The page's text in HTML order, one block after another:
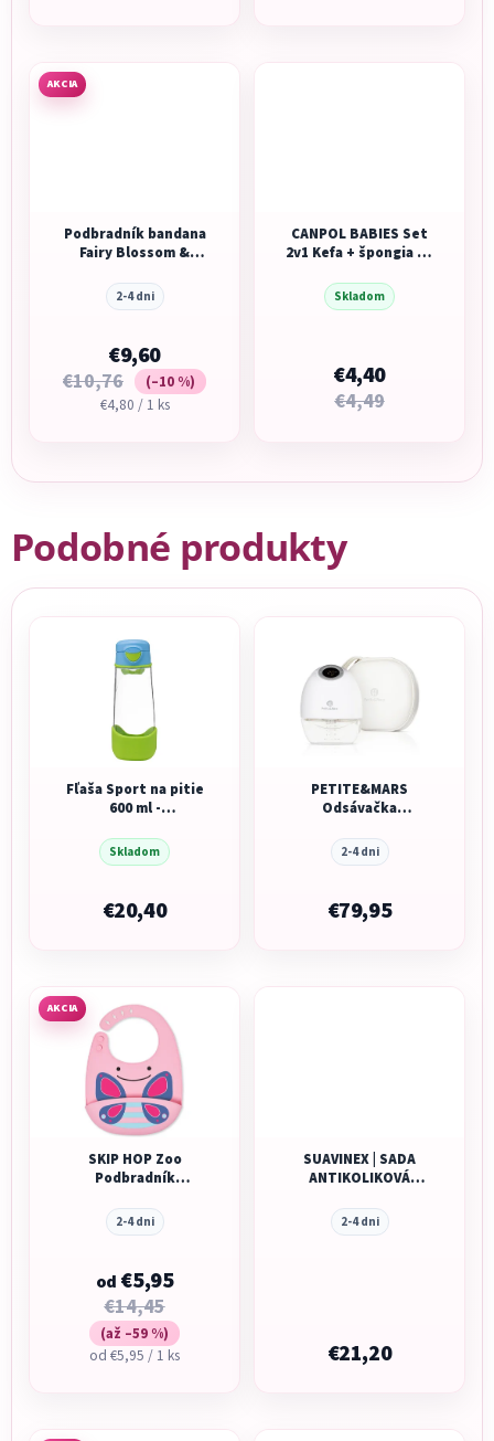
AKCIA
Podbradník bandana
Fairy Blossom &
2-4 dni
€9,60
€10,76
(–10 %)
Jednotková
€4,80 / 1 ks
CANPOL BABIES Set
2v1 Kefa + špongia na
Skladom
€4,40
€4,49
Podobné produkty
Fľaša Sport na pitie
600 ml -
Skladom
€20,40
PETITE&MARS
Odsávačka
elektrická handsfree
Gaia
2-4 dni
€79,95
AKCIA
SKIP HOP Zoo
Podbradník
2-4 dni
od €5,95
€14,45
(až –59 %)
Jednotková
od €5,95 / 1 ks
SUAVINEX | SADA
ANTIKOLIKOVÁ
FĽAŠA 180 ml A +
cumlík Zerø.Zerø™
2-4 dni
€21,20